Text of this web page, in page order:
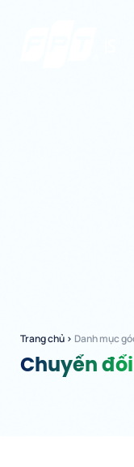
Trang chủ › Danh mục
Chuyển